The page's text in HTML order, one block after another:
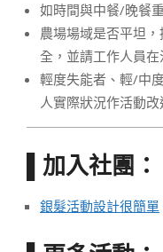
如時間與中餐/晚餐
農場場域是否平坦
全，並請工作人員在
輕度失能者、輕/中
人實際狀況作活動
加入社團：
銀髮活動設計很簡單